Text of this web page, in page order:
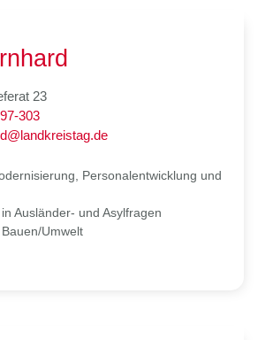
23
303
Personalentwicklung und
Ausländer- und Asylfragen
Umwelt